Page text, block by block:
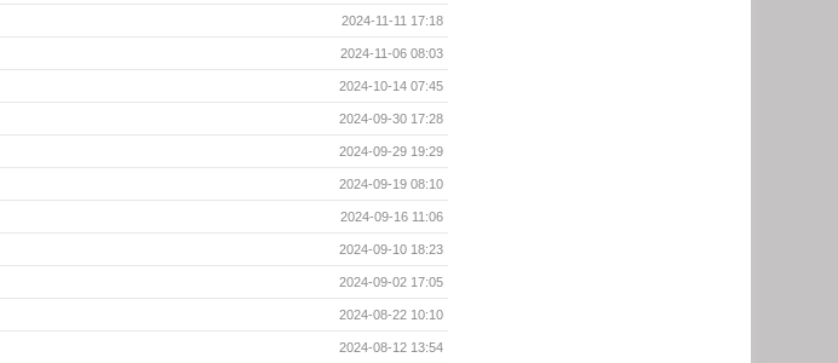
2024-11-11 17:18
2024-11-06 08:03
2024-10-14 07:45
2024-09-30 17:28
2024-09-29 19:29
2024-09-19 08:10
2024-09-16 11:06
2024-09-10 18:23
2024-09-02 17:05
2024-08-22 10:10
2024-08-12 13:54